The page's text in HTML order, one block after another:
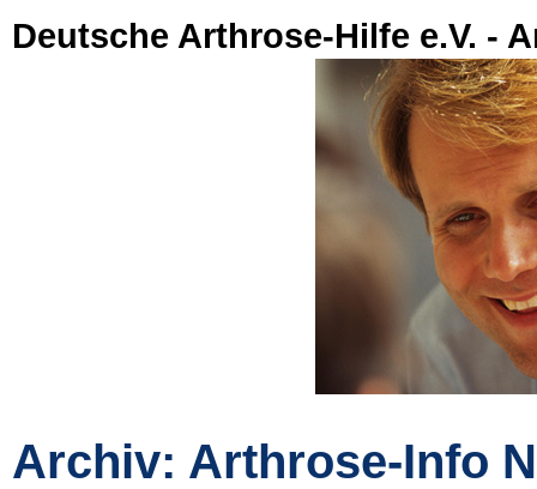
Deutsche Arthrose-Hilfe e.V. -
Archiv: Arthrose-Info